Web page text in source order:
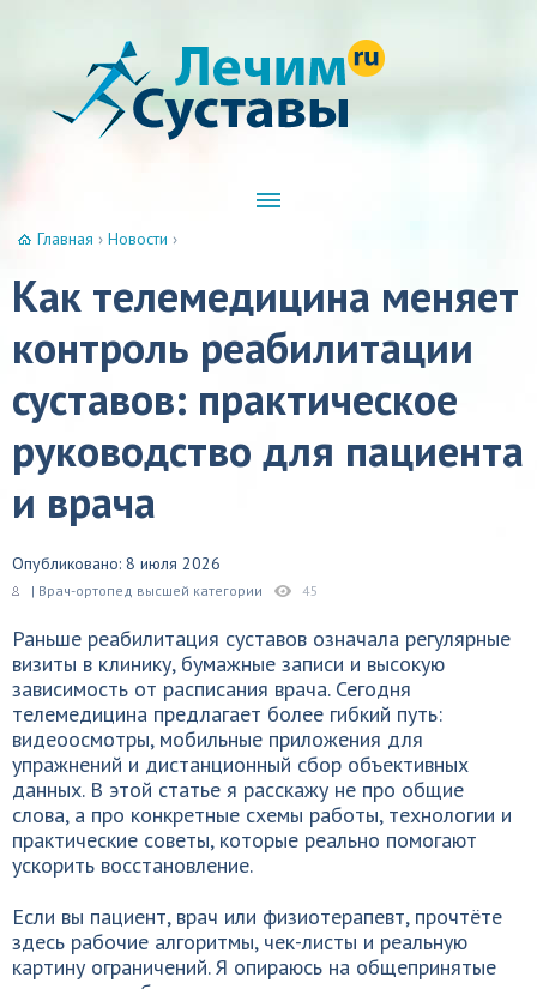
Главная › Новости ›
Как телемедицина меняет
контроль реабилитации
суставов: практическое
руководство для пациента
и врача
Опубликовано: 8 июля 2026
| Врач-ортопед высшей категории 45
Раньше реабилитация суставов означала регулярные
визиты в клинику, бумажные записи и высокую
зависимость от расписания врача. Сегодня
телемедицина предлагает более гибкий путь:
видеоосмотры, мобильные приложения для
упражнений и дистанционный сбор объективных
данных. В этой статье я расскажу не про общие
слова, а про конкретные схемы работы, технологии и
практические советы, которые реально помогают
ускорить восстановление.
Если вы пациент, врач или физиотерапевт, прочтёте
здесь рабочие алгоритмы, чек-листы и реальную
картину ограничений. Я опираюсь на общепринятые